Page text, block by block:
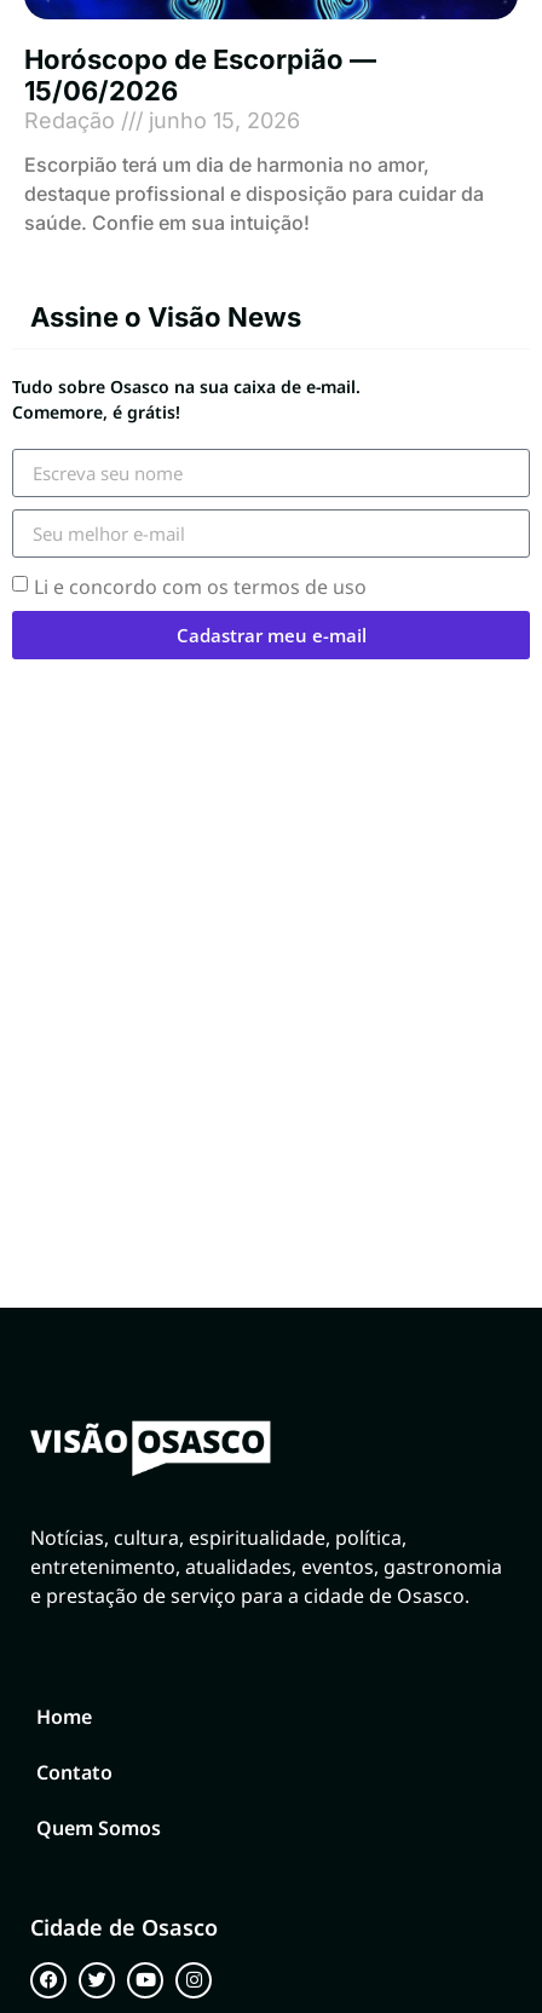
Horóscopo de Escorpião —
15/06/2026
Redação junho 15, 2026
Escorpião terá um dia de harmonia no amor,
destaque profissional e disposição para cuidar da
saúde. Confie em sua intuição!
Assine o Visão News
Tudo sobre Osasco na sua caixa de e-mail.
Comemore, é grátis!
Li e concordo com os termos de uso
Cadastrar meu e-mail
Notícias, cultura, espiritualidade, política,
entretenimento, atualidades, eventos, gastronomia
e prestação de serviço para a cidade de Osasco.
Home
Contato
Quem Somos
Cidade de Osasco